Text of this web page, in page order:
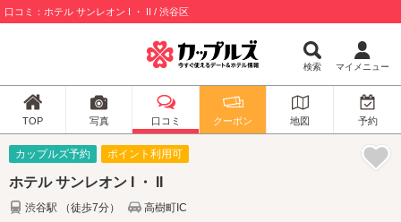
口コミ：ホテル サンレオン I ・ II / 渋谷区
検索 マイメニュー
TOP 写真 口コミ クーポン 地図 予約
カップルズ予約 ポイント利用可
ホテル サンレオン I ・ II
渋谷駅 （徒歩7分） 高樹町IC